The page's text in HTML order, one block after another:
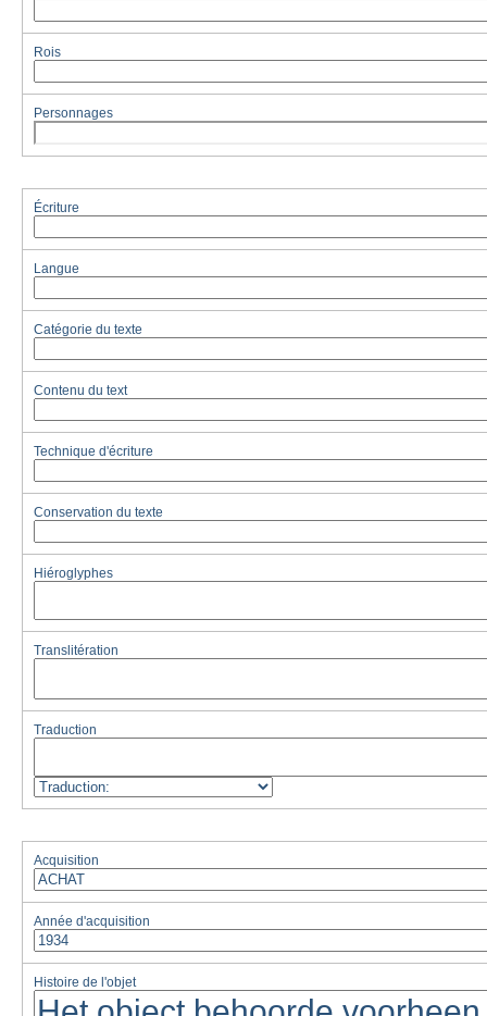
Rois
Personnages
Écriture
Langue
Catégorie du texte
Contenu du text
Technique d'écriture
Conservation du texte
Hiéroglyphes
Translitération
Traduction
Acquisition
Année d'acquisition
Histoire de l'objet